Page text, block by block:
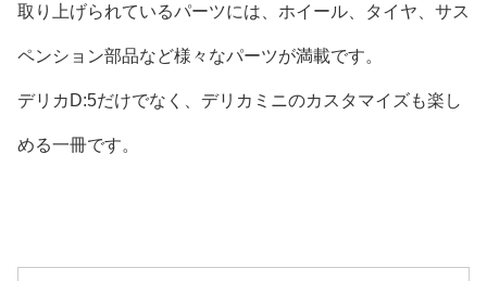
取り上げられているパーツには、ホイール、タイヤ、サス
ペンション部品など様々なパーツが満載です。
デリカD:5だけでなく、デリカミニのカスタマイズも楽し
める一冊です。